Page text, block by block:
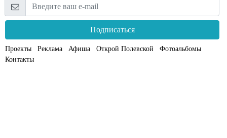
Подписаться
Проекты Реклама Афиша Открой Полевской
Фотоальбомы
Контакты